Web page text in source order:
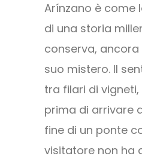
Arínzano è come
di una storia
conserva,
suo mistero. Il
tra filari di
prima di arrivare
fine di un ponte
visitatore non ha